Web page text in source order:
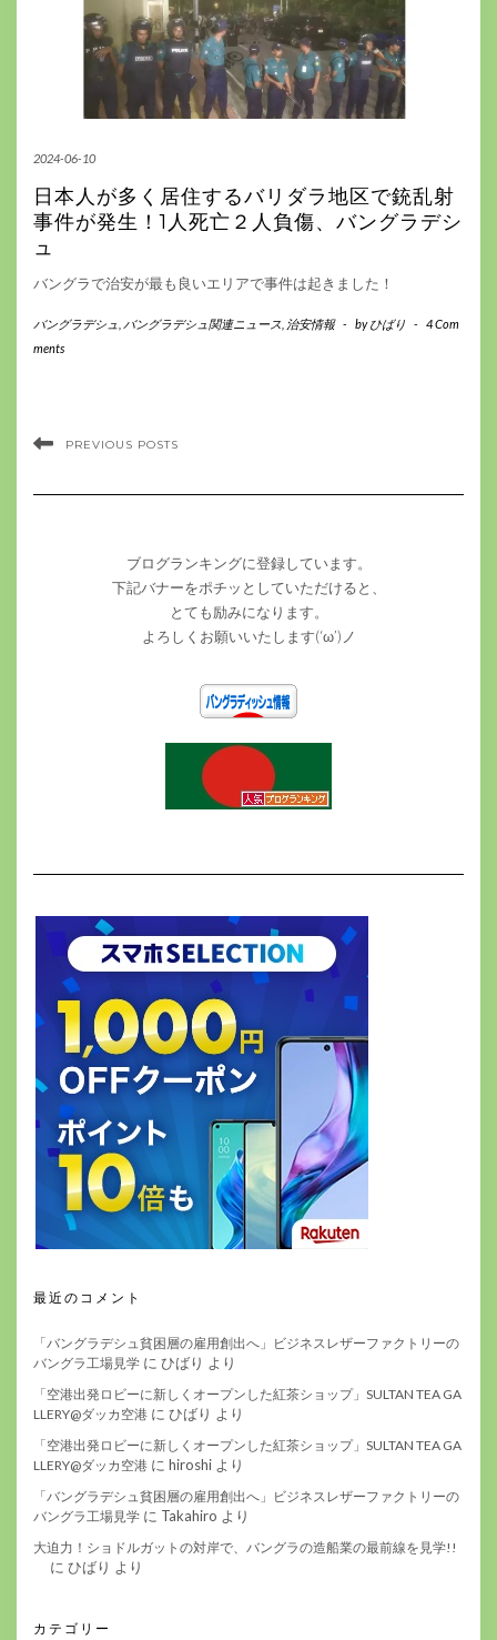
2024-06-10
日本人が多く居住するバリダラ地区で銃乱射
事件が発生！1人死亡２人負傷、バングラデシ
ュ
バングラで治安が最も良いエリアで事件は起きました！
バングラデシュ バングラデシュ関連ニュース 治安情報 - byひばり -
4 Com
ments
PREVIOUS POSTS
ブログランキングに登録しています。
下記バナーをポチッとしていただけると、
とても励みになります。
よろしくお願いいたします(‘ω’)ノ
最近のコメント
「バングラデシュ貧困層の雇用創出へ」ビジネスレザーファクトリーの
バングラ工場見学 に ひばり より
「空港出発ロビーに新しくオープンした紅茶ショップ」SULTAN TEA GA
LLERY@ダッカ空港 に ひばり より
「空港出発ロビーに新しくオープンした紅茶ショップ」SULTAN TEA GA
LLERY@ダッカ空港 に hiroshi より
「バングラデシュ貧困層の雇用創出へ」ビジネスレザーファクトリーの
バングラ工場見学 に Takahiro より
大迫力！ショドルガットの対岸で、バングラの造船業の最前線を見学!!
に ひばり より
カテゴリー